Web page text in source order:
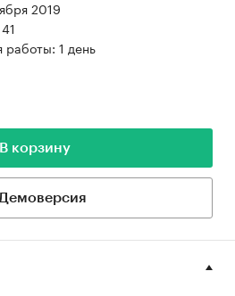
2019
работы: 1 день
В корзину
Демоверсия